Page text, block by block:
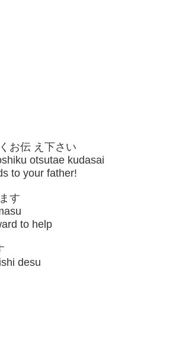
お伝 え下さい
otsutae kudasai
to your father!
す
to help
desu